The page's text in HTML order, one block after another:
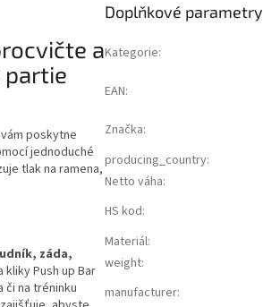
a
poskytne
jednoduché
tlak na ramena,
záda,
kliky Push up Bar
či na tréninku
Doplňkové parametry
Kategorie:
EAN:
Značka:
producing_country:
Netto váha:
HS kod:
Materiál:
weight:
manufacturer: